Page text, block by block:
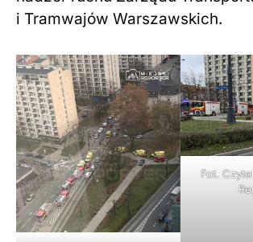
i Tramwajów Warszawskich.
Fot.